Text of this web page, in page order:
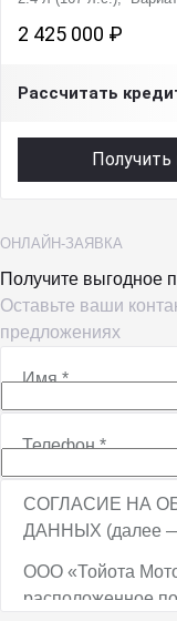
2 425 000 ₽
Рассчитать
ОНЛАЙН-ЗАЯВКА
Получите выгодное
Оставьте ваши
предложениях
Имя*
Телефон*
СОГЛАСИЕ НА
ДАННЫХ (далее
ООО «Тойота
расположенное